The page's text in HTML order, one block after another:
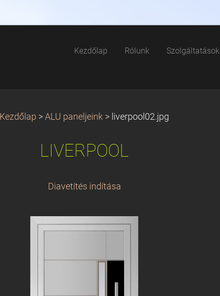
Kezdőlap Rólunk Szolgáltatások
Kezdőlap > ALU paneljeink > liverpool02.jpg
LIVERPOOL
Diavetítés indítása